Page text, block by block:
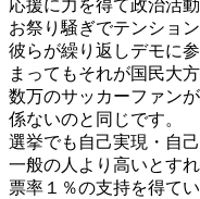
応援に力を得て政治活
お祭り騒ぎでテンショ
彼らが繰り返しデモに
まってもそれが国民大
数万のサッカーファン
係ないのと同じです。
選挙でも自己実現・自
一般の人より高いとす
票率１％の支持を得て